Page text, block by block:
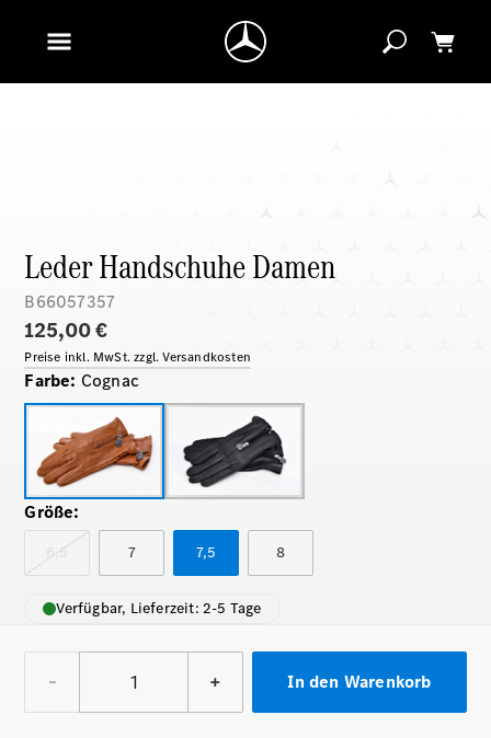
Leder Handschuhe Damen
B66057357
125,00 €
Preise inkl. MwSt. zzgl. Versandkosten
Farbe: Cognac
Größe:
6,5 7 7,5 8
Verfügbar, Lieferzeit: 2-5 Tage
– + In den Warenkorb